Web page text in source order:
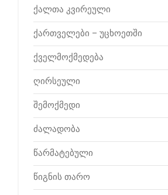
ქალთა კვირეული
ქართველები – უცხოეთში
ქველმოქმედება
ღირსეული
შემოქმედი
ძალადობა
წარმატებული
წიგნის თარო